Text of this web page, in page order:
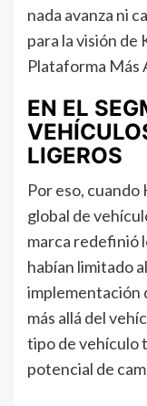
nada avanza ni
para la visión de
Plataforma Más
EN EL
LIGEROS
Por eso,
global de
marca redefinió
habían limitado
implementación
más allá del
tipo de vehículo
potencial de